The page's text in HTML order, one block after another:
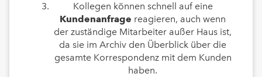
Kollegen können schnell auf eine
Kundenanfrage reagieren, auch wenn
der zuständige Mitarbeiter außer Haus ist,
da sie im Archiv den Überblick über die
gesamte Korrespondenz mit dem Kunden
haben.